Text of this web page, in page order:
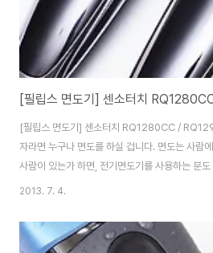
[필립스 면도기] 센소터치 RQ1280CC /
자라면 누구나 면도를 하실 겁니다. 면도는 사람
사람이 있는가 하면, 전기면도기를 사용하는 분
에서 날면도기를 사용하면서 피부를 많이 상했던
드릴 면도기는 바쁠 때는 간편하게 건식으로 사용
를 해야 할 때에는 쉐이빙 젤과 폼을 이용해 상쾌
2013. 7. 4.